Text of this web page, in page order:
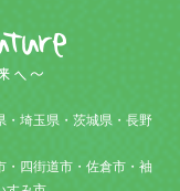
・埼玉県・茨城県・長野
・四街道市・佐倉市・袖